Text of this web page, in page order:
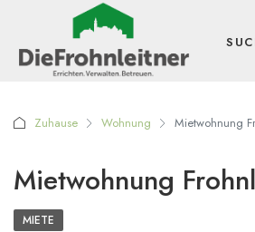
Zuhause Wohnung Mietwohnung
Mietwohnung
MIETE